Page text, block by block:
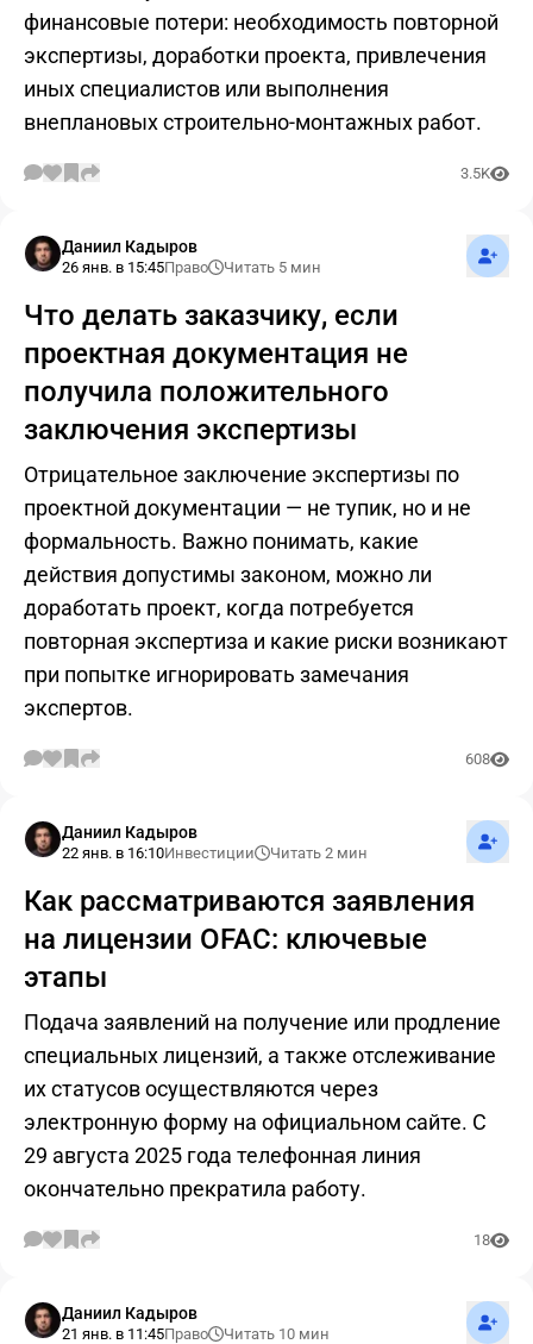
финансовые потери: необходимость повторной
экспертизы, доработки проекта, привлечения
иных специалистов или выполнения
внеплановых строительно-монтажных работ.
3.5K
Даниил Кадыров
26 янв. в 15:45Право Читать 5 мин
Что делать заказчику, если
проектная документация не
получила положительного
заключения экспертизы
Отрицательное заключение экспертизы по
проектной документации — не тупик, но и не
формальность. Важно понимать, какие
действия допустимы законом, можно ли
доработать проект, когда потребуется
повторная экспертиза и какие риски возникают
при попытке игнорировать замечания
экспертов.
608
Даниил Кадыров
22 янв. в 16:10Инвестиции Читать 2 мин
Как рассматриваются заявления
на лицензии OFAC: ключевые
этапы
Подача заявлений на получение или продление
специальных лицензий, а также отслеживание
их статусов осуществляются через
электронную форму на официальном сайте. С
29 августа 2025 года телефонная линия
окончательно прекратила работу.
18
Даниил Кадыров
21 янв. в 11:45Право Читать 10 мин